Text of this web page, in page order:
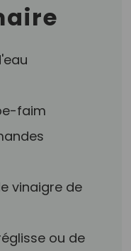
faim
vinaigre de
ou de